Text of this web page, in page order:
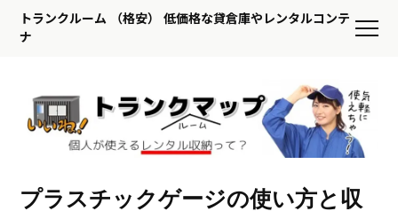
トランクルーム （格安） 低価格な貸倉庫やレンタルコンテ
ナ
プラスチックゲージの使い方と収